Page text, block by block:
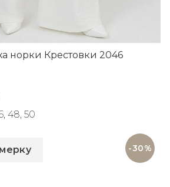
-30%
норки Крестовки 2046
48, 50